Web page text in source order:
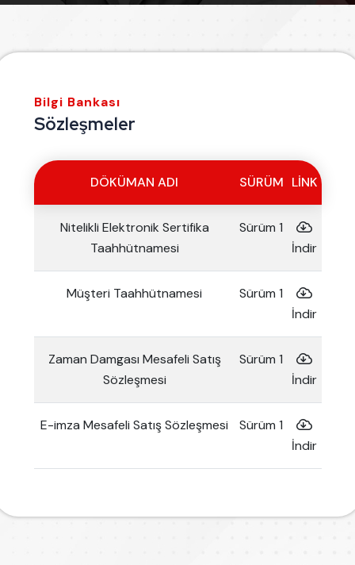
Bilgi Bankası
Sözleşmeler
DÖKÜMAN ADI SÜRÜM LINK
Nitelikli Elektronik Sertifika
Taahhütnamesi
Sürüm 1
İndir
Müşteri Taahhütnamesi
Sürüm 1
İndir
Zaman Damgası Mesafeli Satış
Sözleşmesi
Sürüm 1
İndir
E-imza Mesafeli Satış Sözleşmesi
Sürüm 1
İndir